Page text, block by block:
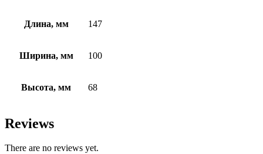
Длина, мм 147
Ширина, мм 100
Высота, мм 68
Reviews
There are no reviews yet.